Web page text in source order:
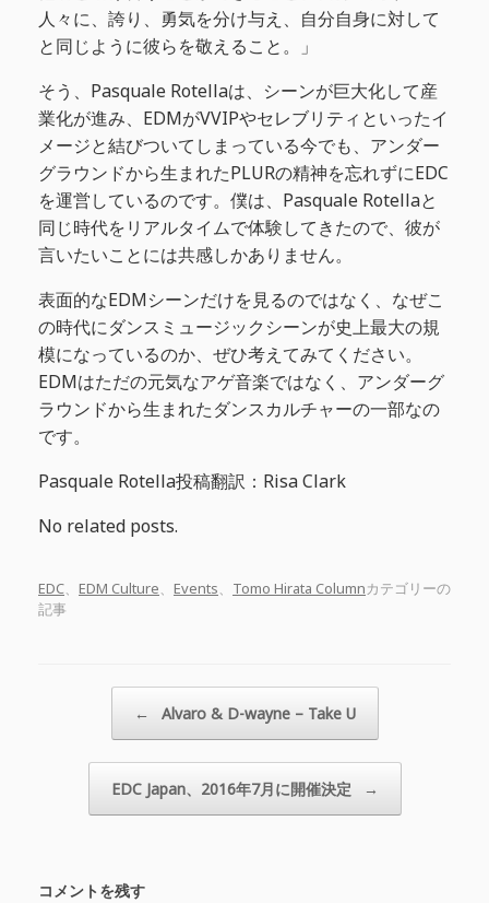
人々に、誇り、勇気を分け与え、自分自身に対して
と同じように彼らを敬えること。」
そう、Pasquale Rotellaは、シーンが巨大化して産
業化が進み、EDMがVVIPやセレブリティといったイ
メージと結びついてしまっている今でも、アンダー
グラウンドから生まれたPLURの精神を忘れずにEDC
を運営しているのです。僕は、Pasquale Rotellaと
同じ時代をリアルタイムで体験してきたので、彼が
言いたいことには共感しかありません。
表面的なEDMシーンだけを見るのではなく、なぜこ
の時代にダンスミュージックシーンが史上最大の規
模になっているのか、ぜひ考えてみてください。
EDMはただの元気なアゲ音楽ではなく、アンダーグ
ラウンドから生まれたダンスカルチャーの一部なの
です。
Pasquale Rotella投稿翻訳：Risa Clark
No related posts.
EDC、 EDM Culture、 Events、 Tomo Hirata Columnカテゴリーの
記事
← Alvaro & D-wayne – Take U
EDC Japan、2016年7月に開催決定 →
コメントを残す